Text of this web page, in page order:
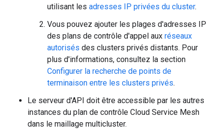
utilisant les adresses IP privées du cluster.
Vous pouvez ajouter les plages d'adresses IP
des plans de contrôle d'appel aux réseaux
autorisés des clusters privés distants. Pour
plus d'informations, consultez la section
Configurer la recherche de points de
terminaison entre les clusters privés.
Le serveur d'API doit être accessible par les autres
instances du plan de contrôle Cloud Service Mesh
dans le maillage multicluster.